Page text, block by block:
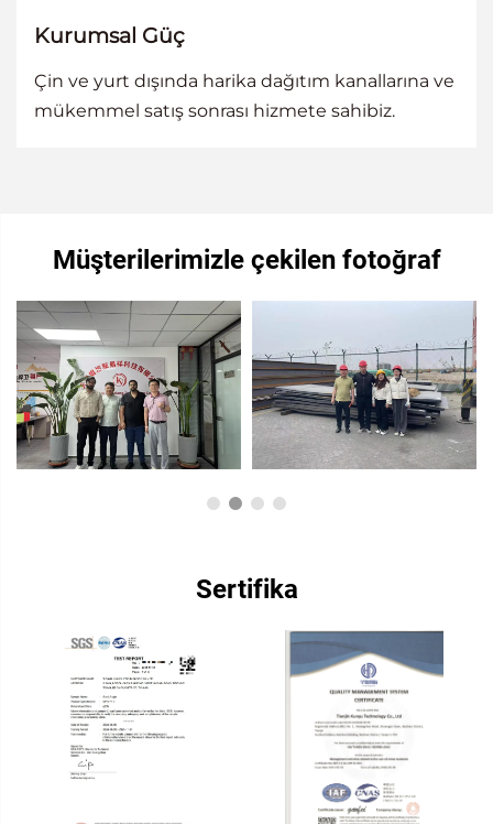
Kurumsal Güç
Çin ve yurt dışında harika dağıtım kanallarına ve
mükemmel satış sonrası hizmete sahibiz.
Müşterilerimizle çekilen fotoğraf
Sertifika